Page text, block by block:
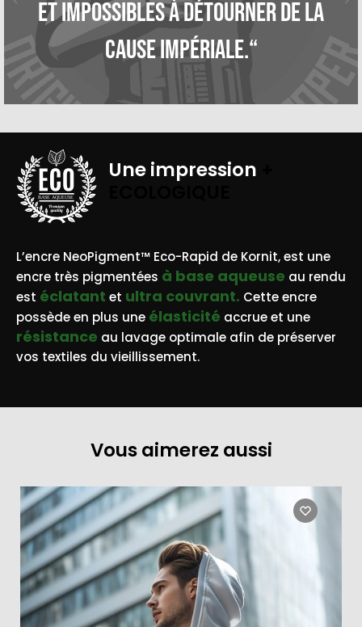
et impossibles à détourner de la
cause impériale.“
BASE AQUEUSE
Une impression
L’encre NeoPigment™ Eco-Rapid de Kornit, est une
encre très pigmentées à base aqueuse au rendu
est éclatant et ultra couvrant. Cette encre
possède en plus une élasticité accrue et une
résistance au lavage optimale afin de préserver
vos textiles du vieillissement.
Vous aimerez aussi